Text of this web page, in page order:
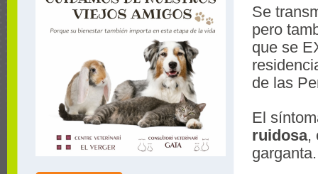
Se
pero
que se
de las
El
ruidosa,
garganta.